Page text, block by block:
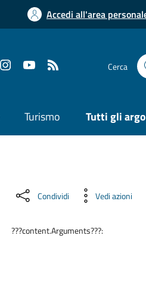
Accedi all'area
Cerca
Turismo Tutti gli
Condividi Vedi azioni
???content.Arguments???: